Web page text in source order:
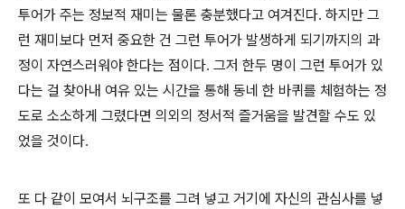
투어가 주는 정보적 재미는 물론 충분했다고 여겨진다. 하지만 그
런 재미보다 먼저 중요한 건 그런 투어가 발생하게 되기까지의 과
정이 자연스러워야 한다는 점이다. 그저 한두 명이 그런 투어가 있
다는 걸 찾아내 여유 있는 시간을 통해 동네 한 바퀴를 체험하는 정
도로 소소하게 그렸다면 의외의 정서적 즐거움을 발견할 수도 있
었을 것이다.
또 다 같이 모여서 뇌구조를 그려 넣고 거기에 자신의 관심사를 넣